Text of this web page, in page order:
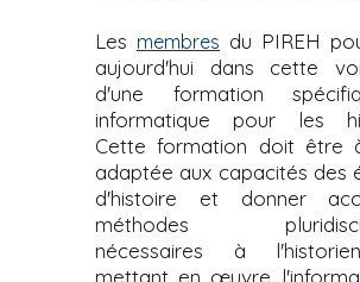
Les membres du PIREH
aujourd'hui dans cette
d'une formation
informatique pour les
Cette formation doit être
adaptée aux capacités des
d'histoire et donner
méthodes
nécessaires à
mettant en œuvre